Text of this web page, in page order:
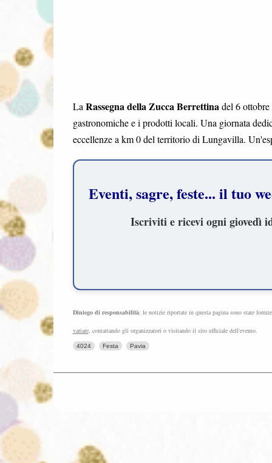
LaRassegna della Zucca Berrettinadel 6 ottobre
gastronomiche e i prodotti locali. Una giornata
eccellenze a km 0 del territorio di Lungavilla.
Eventi, sagre, feste... il tuo
Iscriviti e ricevi ogni giovedì
Diniego di responsabilità: le notizie riportate in questa pagina sono state
variare, contattando gli organizzatori o visitando il sito ufficiale dell'evento.
4024 Festa Pavia